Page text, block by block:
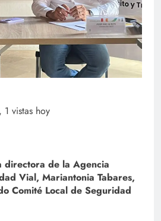
, 1 vistas hoy
directora de la Agencia
Vial, Mariantonia Tabares,
Comité Local de Seguridad